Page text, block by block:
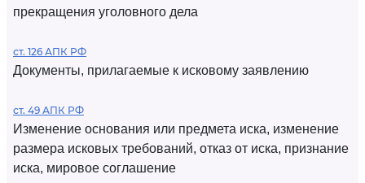
прекращения уголовного дела
ст. 126 АПК РФ
Документы, прилагаемые к исковому заявлению
ст. 49 АПК РФ
Изменение основания или предмета иска, изменение
размера исковых требований, отказ от иска, признание
иска, мировое соглашение